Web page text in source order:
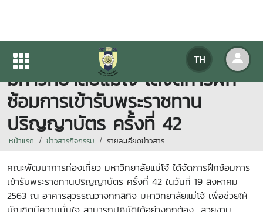
TH
คณะพัฒนาการท่องเที่ยว
มหาวิทยาลัยแม่โจ้ ได้จัดการฝึก
ซ้อมการเข้ารับพระราชทาน
ปริญญาบัตร ครั้งที่ 42
หน้าแรก ข่าวสารกิจกรรม รายละเอียดข่าวสาร
คณะพัฒนาการท่องเที่ยว มหาวิทยาลัยแม่โจ้ ได้จัดการฝึกซ้อมการ
เข้ารับพระราชทานปริญญาบัตร ครั้งที่ 42 ในวันที่ 19 สิงหาคม
2563 ณ อาคารสุวรรณวาจกกสิกิจ มหาวิทยาลัยแม่โจ้ เพื่อช่วยให้